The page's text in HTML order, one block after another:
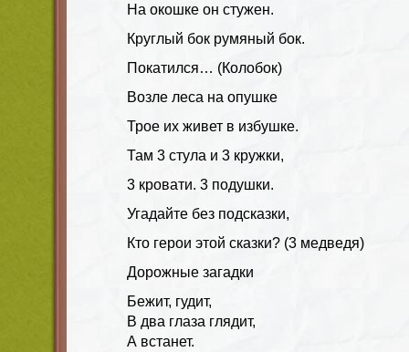
На окошке он стужен.
Круглый бок румяный бок.
Покатился… (Колобок)
Возле леса на опушке
Трое их живет в избушке.
Там 3 стула и 3 кружки,
3 кровати. 3 подушки.
Угадайте без подсказки,
Кто герои этой сказки? (3 медведя)
Дорожные загадки
Бежит, гудит,
В два глаза глядит,
А встанет.